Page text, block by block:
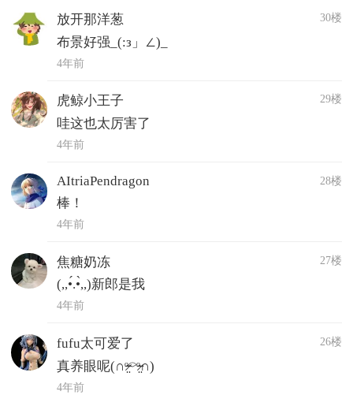
放开那洋葱 30楼
布景好强_(:з」∠)_
4年前
虎鲸小王子 29楼
哇这也太厉害了
4年前
AItriaPendragon 28楼
棒！
4年前
焦糖奶冻 27楼
(,,•́.•̀,,)新郎是我
4年前
fufu太可爱了 26楼
真养眼呢(∩ᵒ̴̶̷̤⌔ᵒ̴̶̷̤∩)
4年前